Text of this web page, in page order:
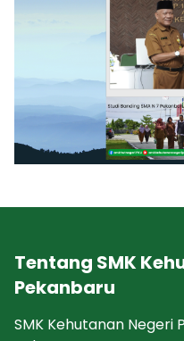
Tentang SMK
Pekanbaru
SMK Kehutanan